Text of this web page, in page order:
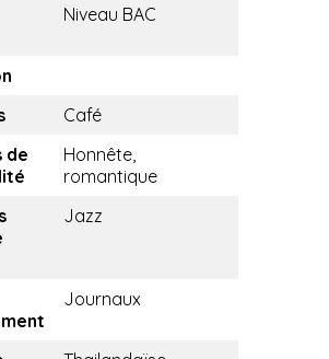
Niveau BAC
Café
de
Honnête,
romantique
Jazz
Journaux